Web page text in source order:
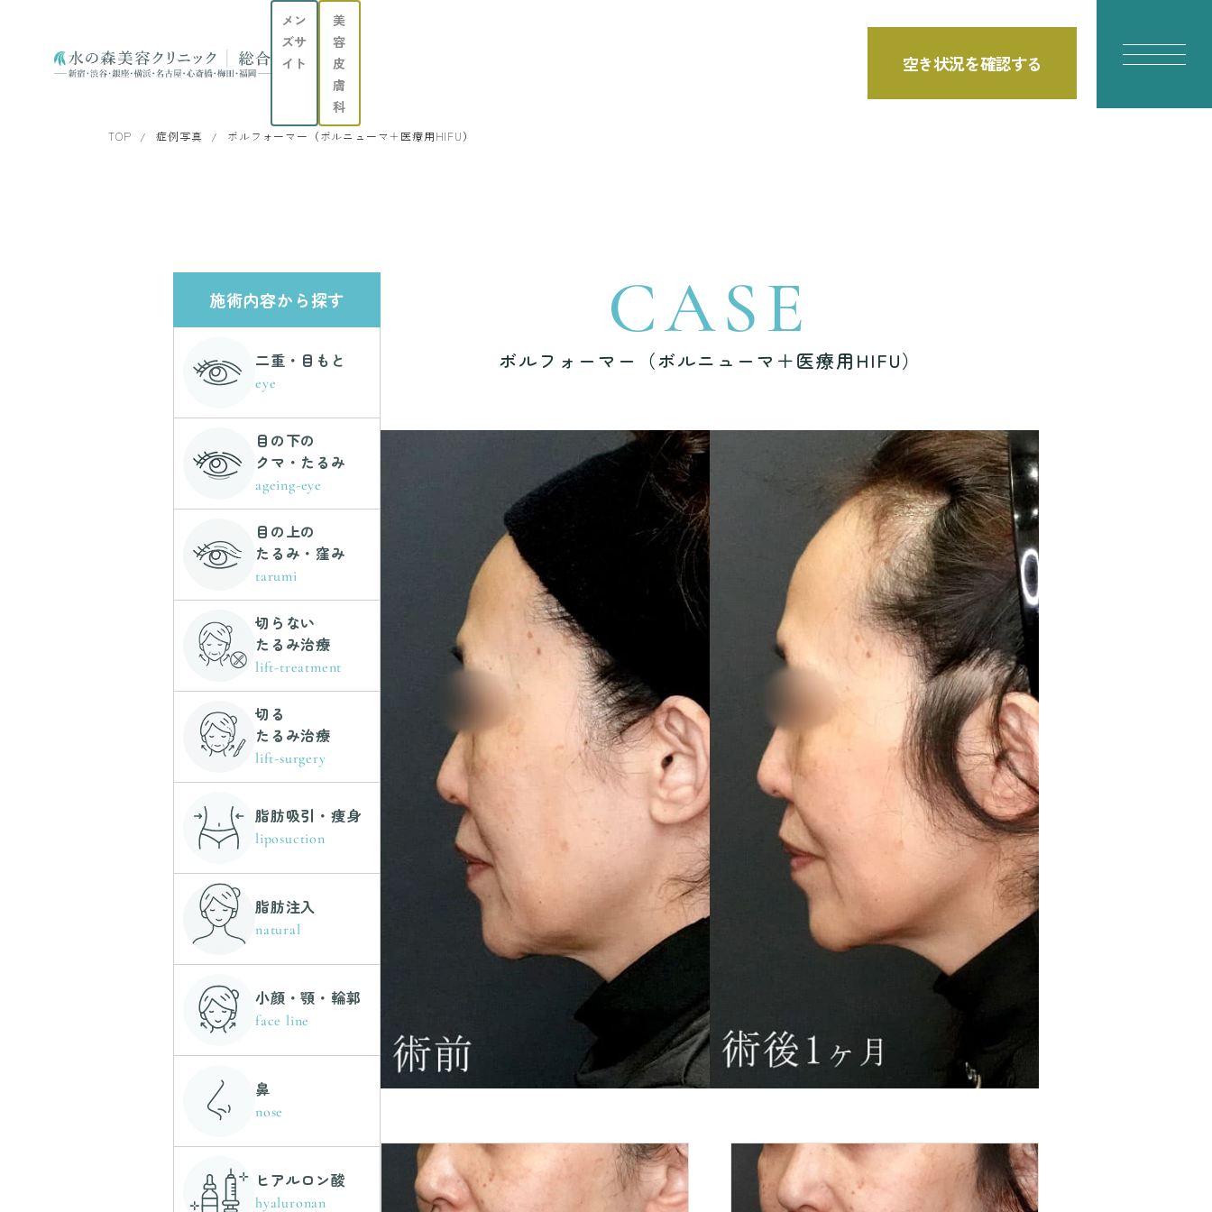
メン
ズサ
イト
美
容
皮
膚
科
空き状況を確認する
TOP 症例写真 ボルフォーマー（ボルニューマ＋医療用HIFU）
CASE
ボルフォーマー（ボルニューマ＋医療用HIFU）
施術内容から探す
二重・目もと
eye
目の下の
クマ・たるみ
ageing-eye
目の上の
たるみ・窪み
tarumi
切らない
たるみ治療
lift-treatment
切る
たるみ治療
lift-surgery
脂肪吸引・痩身
liposuction
脂肪注入
natural
小顔・顎・輪郭
face line
鼻
nose
ヒアルロン酸
hyaluronan